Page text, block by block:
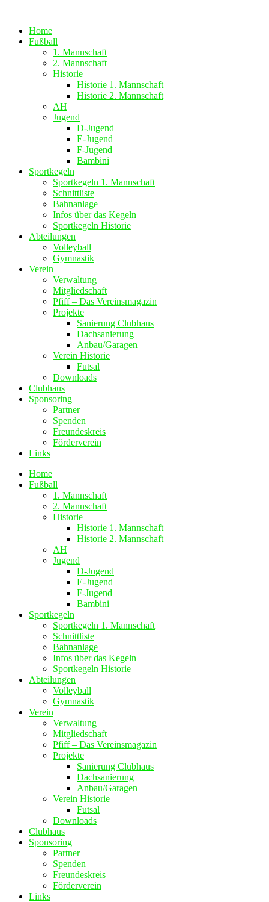
springenHome
Fußball
1. Mannschaft
2. Mannschaft
Historie
Historie 1. Mannschaft
Historie 2. Mannschaft
AH
Jugend
D-Jugend
E-Jugend
F-Jugend
Bambini
Sportkegeln
Sportkegeln 1. Mannschaft
Schnittliste
Bahnanlage
Infos über das Kegeln
Sportkegeln Historie
Abteilungen
Volleyball
Gymnastik
Verein
Verwaltung
Mitgliedschaft
Pfiff – Das Vereinsmagazin
Projekte
Sanierung Clubhaus
Dachsanierung
Anbau/Garagen
Verein Historie
Futsal
Downloads
Clubhaus
Sponsoring
Partner
Spenden
Freundeskreis
Förderverein
Links
Home
Fußball
1. Mannschaft
2. Mannschaft
Historie
Historie 1. Mannschaft
Historie 2. Mannschaft
AH
Jugend
D-Jugend
E-Jugend
F-Jugend
Bambini
Sportkegeln
Sportkegeln 1. Mannschaft
Schnittliste
Bahnanlage
Infos über das Kegeln
Sportkegeln Historie
Abteilungen
Volleyball
Gymnastik
Verein
Verwaltung
Mitgliedschaft
Pfiff – Das Vereinsmagazin
Projekte
Sanierung Clubhaus
Dachsanierung
Anbau/Garagen
Verein Historie
Futsal
Downloads
Clubhaus
Sponsoring
Partner
Spenden
Freundeskreis
Förderverein
Links